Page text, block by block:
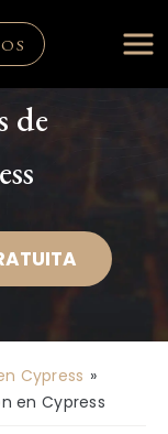
de
Cypress »
en Cypress